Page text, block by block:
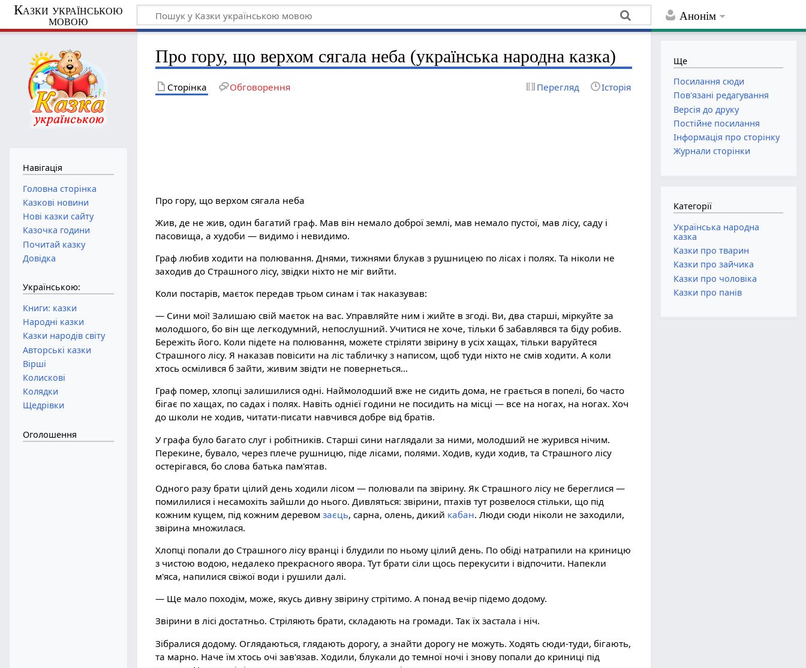
Анонім
Казки українською
мовою
Про гору, що верхом сягала неба (українська народна казка)
Сторінка Обговорення Перегляд Історія
Про гору, що верхом сягала неба
Жив, де не жив, один багатий граф. Мав він немало доброї землі, мав немало пустої, мав лісу, саду і
пасовища, а худоби — видимо і невидимо.
Граф любив ходити на полювання. Днями, тижнями блукав з рушницею по лісах і полях. Та ніколи не
заходив до Страшного лісу, звідки ніхто не міг вийти.
Коли постарів, маєток передав трьом синам і так наказував:
— Сини мої! Залишаю свій маєток на вас. Управляйте ним і жийте в згоді. Ви, два старші, міркуйте за
молодшого, бо він ще легкодумний, непослушний. Учитися не хоче, тільки б забавлявся та біду робив.
Бережіть його. Коли підете на полювання, можете стріляти звірину в усіх хащах, тільки варуйтеся
Страшного лісу. Я наказав повісити на ліс табличку з написом, щоб туди ніхто не смів ходити. А коли
хтось осмілився б зайти, живим звідти не повернеться...
Граф помер, хлопці залишилися одні. Наймолодший вже не сидить дома, не грається в попелі, бо часто
бігає по хащах, по садах і полях. Навіть однієї години не посидить на місці — все на ногах, на ногах. Хоч
до школи не ходив, читати-писати навчився добре від братів.
У графа було багато слуг і робітників. Старші сини наглядали за ними, молодший не журився нічим.
Перекине, бувало, через плече рушницю, піде лісами, полями. Ходив, куди ходив, та Страшного лісу
остерігався, бо слова батька пам'ятав.
Одного разу брати цілий день ходили лісом — полювали па звірину. Як Страшного лісу не береглися —
помилилися і несамохіть зайшли до нього. Дивляться: звірини, птахів тут розвелося стільки, що під
кожним кущем, під кожним деревомзаєць, сарна, олень, дикий кабан. Люди сюди ніколи не заходили,
звірина множилася.
Хлопці попали до Страшного лісу вранці і блудили по ньому цілий день. По обіді натрапили на криницю
з чистою водою, недалеко прекрасного явора. Тут брати сіли щось перекусити і відпочити. Напекли
м'яса, напилися свіжої води і рушили далі.
— Ще мало походім, може, якусь дивну звірину стрітимо. А понад вечір підемо додому.
Звірини в лісі достатньо. Стріляють брати, складають на громади. Так їх застала і ніч.
Зібралися додому. Оглядаються, глядають дорогу, а знайти дорогу не можуть. Ходять сюди-туди, бігають,
та марно. Наче їм хтось очі зав'язав. Ходили, блукали до темної ночі і знову попали до криниці під
Навігація
Головна сторінка
Казкові новини
Нові казки сайту
Казочка години
Почитай казку
Довідка
Українською:
Книги: казки
Народні казки
Казки народів світу
Авторські казки
Вірші
Колискові
Колядки
Щедрівки
Оголошення
Ще
Посилання сюди
Пов'язані редагування
Версія до друку
Постійне посилання
Інформація про сторінку
Журнали сторінки
Категорії
Українська народна
казка
Казки про тварин
Казки про зайчика
Казки про чоловіка
Казки про панів